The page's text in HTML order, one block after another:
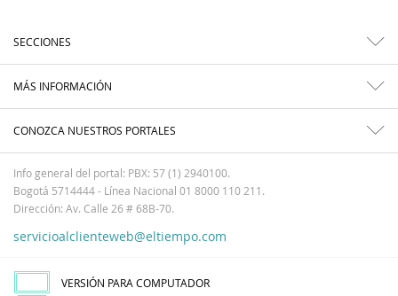
SECCIONES
MÁS INFORMACIÓN
CONOZCA NUESTROS PORTALES
Info general del portal: PBX: 57 (1) 2940100.
Bogotá 5714444 - Línea Nacional 01 8000 110 211.
Dirección: Av. Calle 26 # 68B-70.
servicioalclienteweb@eltiempo.com
VERSIÓN PARA COMPUTADOR